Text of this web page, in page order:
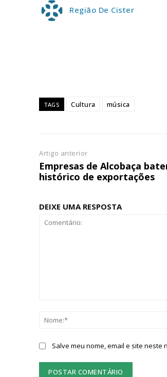
Região De Cister
TAGS Cultura música
Artigo anterior
Empresas de Alcobaça
histórico de exportações
DEIXE UMA RESPOSTA
Salve meu nome, email e site